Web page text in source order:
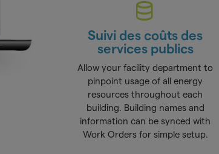
Suivi des coûts des
services publics
Allow your facility department to
pinpoint usage of all energy
resources throughout each
building. Building names and
information can be synced with
Work Orders for simple setup.